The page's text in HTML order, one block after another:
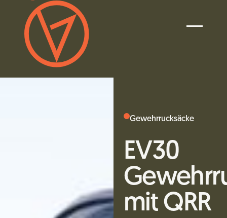
Gewehrrucksäcke
EV30
mit QRR